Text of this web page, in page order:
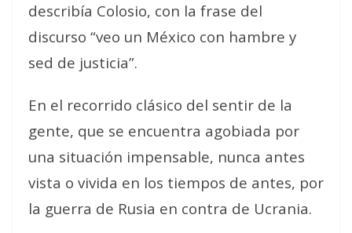
describía Colosio, con la frase del
discurso “veo un México con hambre y
sed de justicia”.
En el recorrido clásico del sentir de la
gente, que se encuentra agobiada por
una situación impensable, nunca antes
vista o vivida en los tiempos de antes, por
la guerra de Rusia en contra de Ucrania.